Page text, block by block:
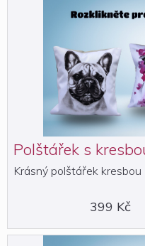
Polštářek s
Krásný polštářek kresbou
399 Kč